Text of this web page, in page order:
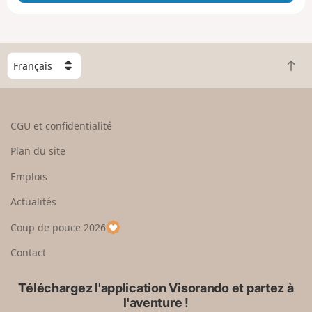
e
g
n
C
h
o
e
u
p
a
R
e
CGU et confidentialité
Plan du site
Emplois
Actualités
Coup de pouce 2026
Contact
Téléchargez l'application Visorando et partez à
l'aventure !